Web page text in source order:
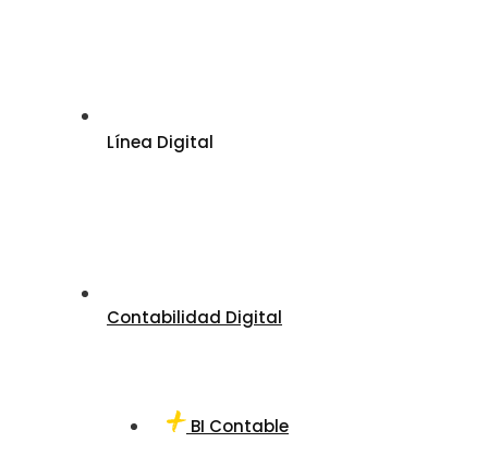
Línea Digital
Contabilidad Digital
BI Contable